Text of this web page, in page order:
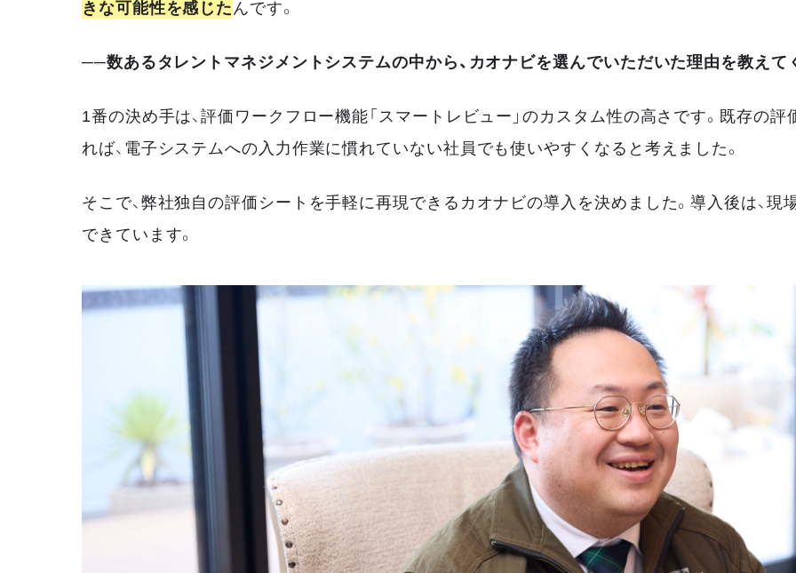
きな可能性を感じたんです。
──数あるタレントマネジメントシステムの中から、カオナビを選んでいただいた理由を教えて
1番の決め手は、評価ワークフロー機能「スマートレビュー」のカスタム性の高さです。既存の
れば、電子システムへの入力作業に慣れていない社員でも使いやすくなると考えました。
そこで、弊社独自の評価シートを手軽に再現できるカオナビの導入を決めました。導入後は、
できています。